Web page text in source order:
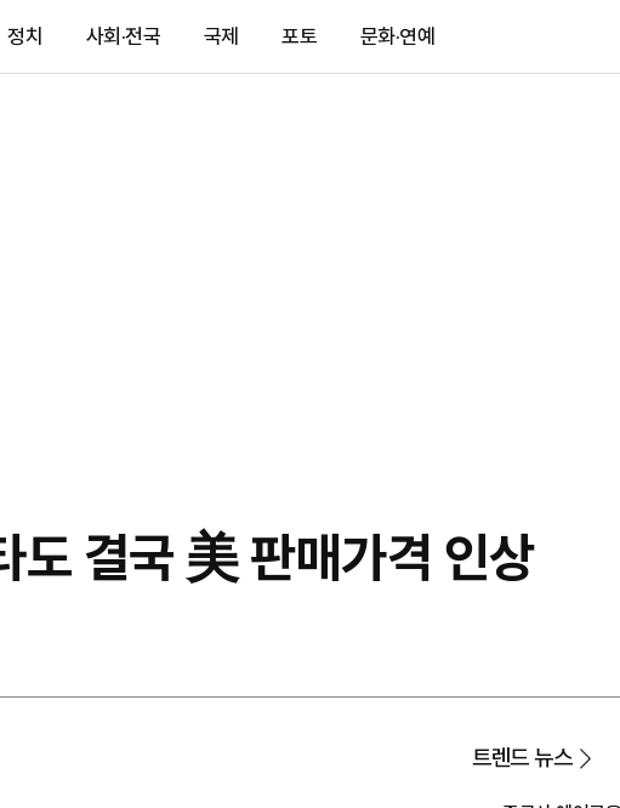
정치 사회·전국 국제 포토 문화·연예
결국 美 판매가격 인상
트렌드 뉴스